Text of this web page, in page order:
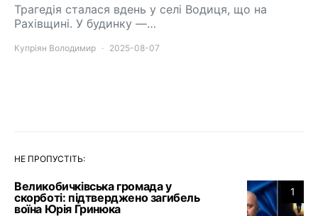
Трагедія сталася вдень у селі Водиця, що на
Рахівщині. У будинку —…
Купріян Володимир 2025-08-07
НЕ ПРОПУСТІТЬ:
1
Великобичківська громада у
скорботі: підтверджено загибель
воїна Юрія Гринюка